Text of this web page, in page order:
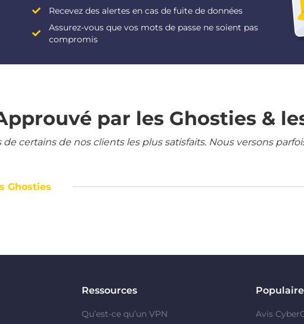
Recevez des alertes en cas de fuite de données
Assurez-vous que vos mots de passe ne soient pas
compromis
par les Ghosties &
de certains de nos clients les plus satisfaits. Nous versons
Ghosties
Ressources
Qu’est-ce qu’un VPN
Populaire
Avis